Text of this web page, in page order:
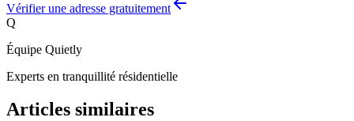
Vérifier une adresse gratuitement
Q
Équipe Quietly
Experts en tranquillité résidentielle
Articles similaires